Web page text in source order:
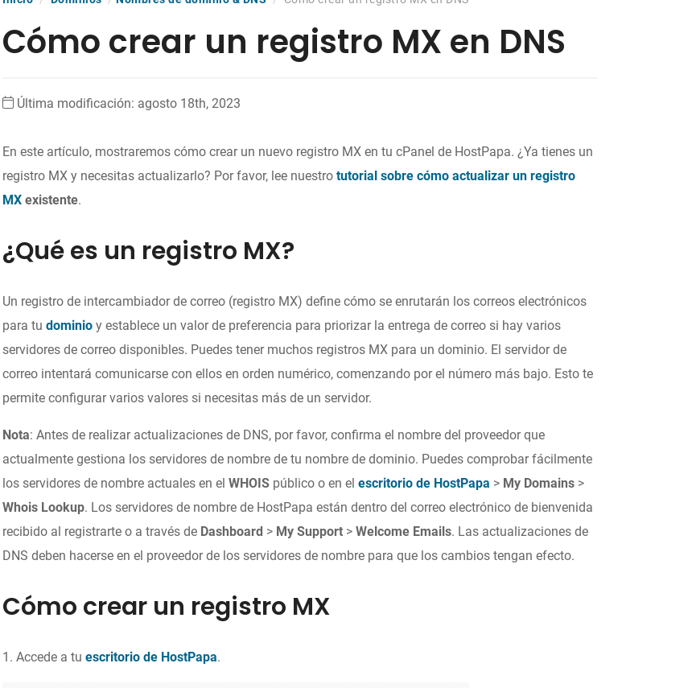
Cómo crear un registro MX en DNS
Última modificación: agosto 18th, 2023
En este artículo, mostraremos cómo crear un nuevo registro MX en tu cPanel de HostPapa. ¿Ya tienes un
registro MX y necesitas actualizarlo? Por favor, lee nuestrotutorial sobre cómo actualizar un registro
MXexistente.
¿Qué es un registro MX?
Un registro de intercambiador de correo (registro MX) define cómo se enrutarán los correos electrónicos
para tudominio y establece un valor de preferencia para priorizar la entrega de correo si hay varios
servidores de correo disponibles. Puedes tener muchos registros MX para un dominio. El servidor de
correo intentará comunicarse con ellos en orden numérico, comenzando por el número más bajo. Esto te
permite configurar varios valores si necesitas más de un servidor.
Nota: Antes de realizar actualizaciones de DNS, por favor, confirma el nombre del proveedor que
actualmente gestiona los servidores de nombre de tu nombre de dominio. Puedes comprobar fácilmente
los servidores de nombre actuales en elWHOIS público o en el escritorio de HostPapa > My Domains >
Whois Lookup. Los servidores de nombre de HostPapa están dentro del correo electrónico de bienvenida
recibido al registrarte o a través de Dashboard > My Support >Welcome Emails. Las actualizaciones de
DNS deben hacerse en el proveedor de los servidores de nombre para que los cambios tengan efecto.
Cómo crear un registro MX
1. Accede a tuescritorio de HostPapa.